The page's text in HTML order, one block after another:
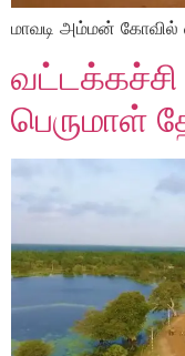
மாவடி அம்மன்
பெருமாள்